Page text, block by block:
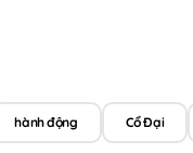
hành động Cổ Đại